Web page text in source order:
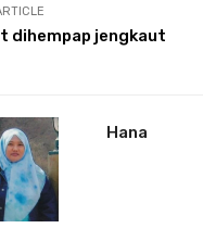
dihempap jengkaut
Hana